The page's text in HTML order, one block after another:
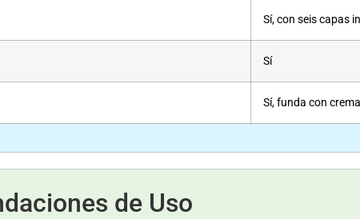
Sí, con seis capas
Sí
Sí, funda con
de Uso